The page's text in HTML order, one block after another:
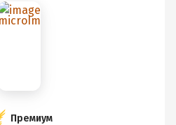
Премиум